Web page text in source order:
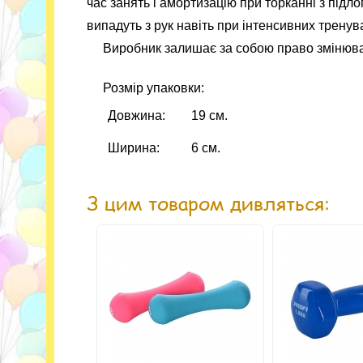
час занять і амортизацію при торканні з
випадуть з рук навіть при інтенсивних
Виробник залишає за собою право
Розмір упаковки:
Довжина:
19 см.
Ширина: 6 см.
З цим товаром дивляться: